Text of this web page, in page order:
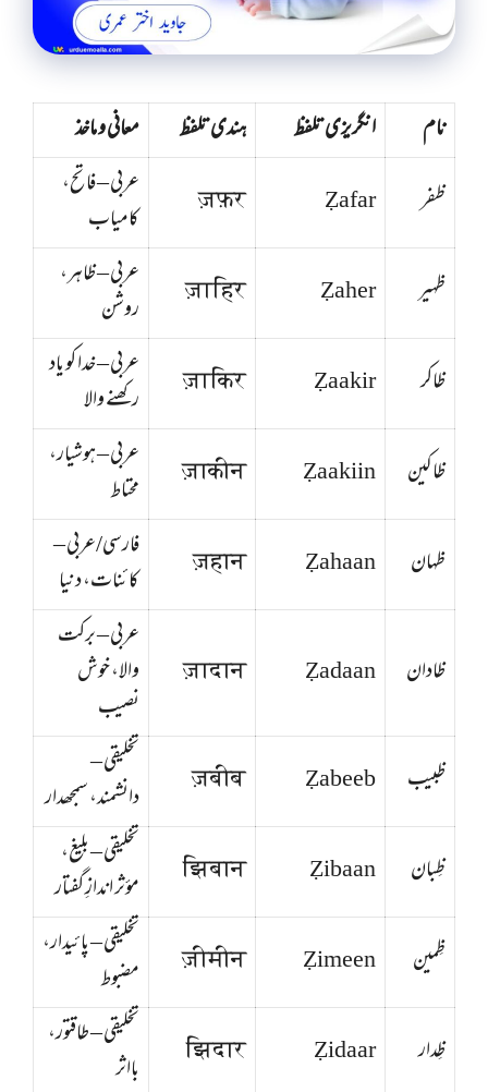
نام انگریزی تلفظ ہندی تلفظ
معانی و ماخذ
ظفر
Ẓafar
ज़फ़र
عربی – فاتح،
کامیاب
ظہیر
Ẓaher
ज़ाहिर
عربی – ظاہر،
روشن
ظاکر
Ẓaakir
ज़ाकिर
عربی – خدا کو یاد
رکھنے والا
ظاکین
Ẓaakiin
ज़ाकीन
عربی – ہوشیار،
محتاط
ظہان
Ẓahaan
ज़हान
فارسی/عربی –
کائنات، دنیا
ظادان Ẓadaan
ज़ादान
عربی – برکت
والا، خوش
نصیب
ظبیب
Ẓabeeb
ज़बीब
تخلیقی –
دانشمند، سمجھدار
ظِبان
Ẓibaan
झिबान
تخلیقی – بلیغ،
مؤثر اندازِ گفتار
ظِمین
Ẓimeen
ज़ीमीन
تخلیقی – پائیدار،
مضبوط
ظِدار
Ẓidaar
झिदार
تخلیقی – طاقتور،
بااثر